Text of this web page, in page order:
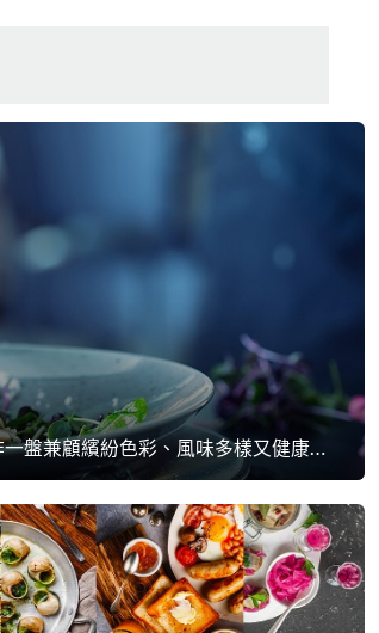
隨著健康意識增加、氣溫逐漸上升，製作一盤兼顧繽紛色彩、風味多樣又健康滿載的沙律，便是主廚必修課。其實想傳遞輕盈感，只要掌握食材挑選、降低熱量這些關鍵，就能大大吸引重視體態客群的注意，進而提升餐廳健康的形象！